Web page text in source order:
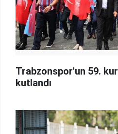
Trabzonspor'un 59.
kutlandı